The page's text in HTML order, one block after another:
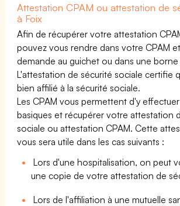
Attestation CPAM ou attestation de
à Foix
Afin de récupérer votre attestation
pouvez vous rendre dans votre CPAM
demande au guichet ou dans une
L'attestation de sécurité sociale certifie
bien affilié à la sécurité sociale.
Les CPAM vous permettent d'y
basiques et récupérer votre attestation
sociale ou attestation CPAM. Cette
vous sera utile dans les cas suivants :
Lors d'une hospitalisation, on peut
une copie de votre attestation de
Lors de l'affiliation à une mutuelle